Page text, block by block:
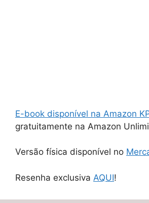
E-book disponível na Amazon
gratuitamente na Amazon
Versão física disponível no
Resenha exclusiva AQUI!